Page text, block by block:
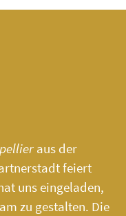
aus der
feiert
uns eingeladen,
zu gestalten. Die